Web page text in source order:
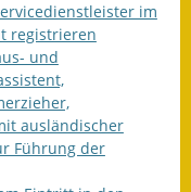
im
im
registrieren
und
ausländischer
Führung der